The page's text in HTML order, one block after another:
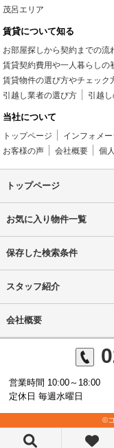
茂呂エリア
賃貸について知る
お部屋探しから契約までの流
賃貸契約費用や一人暮らしの
賃貸物件の選び方やチェック
引越し業者の選び方
引越
当社について
トップページ インフォメ
お客様の声
会社概要 個
トップページ
お気に入り物件一覧
保存した検索条件
スタッフ紹介
会社概要
営業時間 10:00～18:00
定休日 毎週水曜日
©